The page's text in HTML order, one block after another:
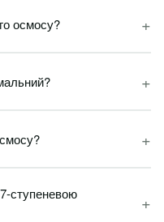
осмосу? +
+
+
ступеневою
+